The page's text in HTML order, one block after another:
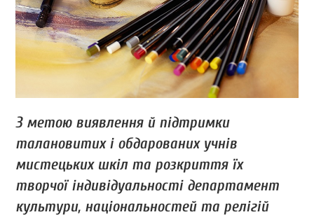
З метою виявлення й підтримки
талановитих і обдарованих учнів
мистецьких шкіл та розкриття їх
творчої індивідуальності департамент
культури, національностей та релігій